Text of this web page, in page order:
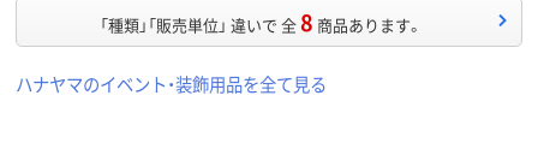
「種類」「販売単位」 違いで 全8 商品あります。
ハナヤマのイベント・装飾用品を全て見る